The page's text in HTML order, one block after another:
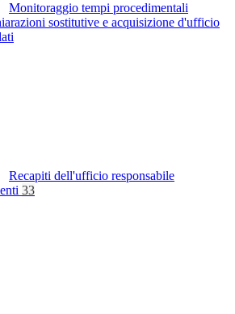
Monitoraggio tempi procedimentali
sostitutive e acquisizione d'ufficio
Recapiti dell'ufficio responsabile
33